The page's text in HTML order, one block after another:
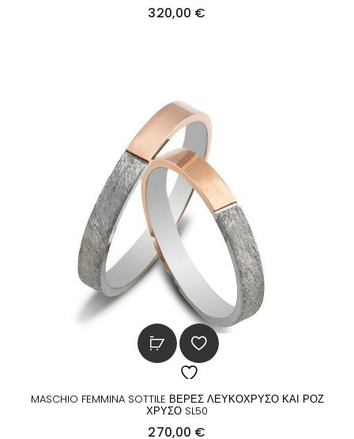
320,00 €
MASCHIO FEMMINA SOTTILE ΒΕΡΕΣ ΛΕΥΚΟΧΡΥΣΟ ΚΑΙ ΡΟΖ
ΧΡΥΣΟ SL50
270,00 €